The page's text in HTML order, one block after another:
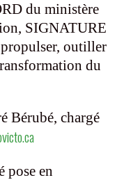
du ministère
SIGNATURE
outiller
du
Bérubé, chargé
pose en